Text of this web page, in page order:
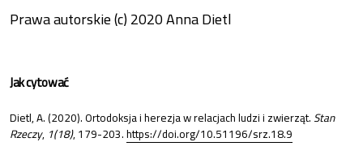
Prawa autorskie (c) 2020 Anna Dietl
Jak cytować
Dietl, A. (2020). Ortodoksja i herezja w relacjach ludzi i zwierząt.Stan
Rzeczy, 1(18), 179-203.https://doi.org/10.51196/srz.18.9